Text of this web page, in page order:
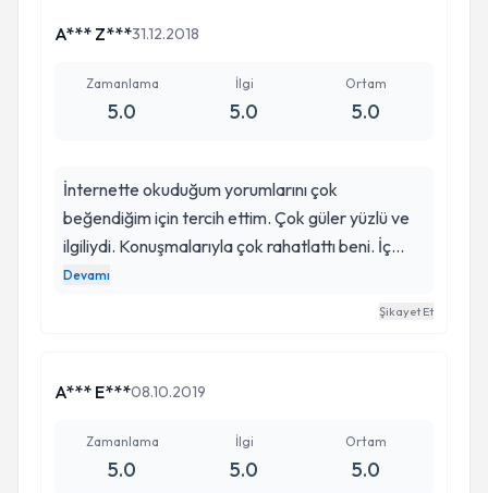
tavsiyede bulundum.
A*** Z***31.12.2018
Zamanlama
5.0
İlgi
5.0
Ortam
5.0
İnternette okuduğum yorumlarını çok
beğendiğim için tercih ettim. Çok güler yüzlü ve
ilgiliydi. Konuşmalarıyla çok rahatlattı beni. İç
daralması ve Ölüm korkusu vardı ve gitmeye
Devamı
Şikayet Et
A*** E***08.10.2019
Zamanlama
5.0
İlgi
5.0
Ortam
5.0